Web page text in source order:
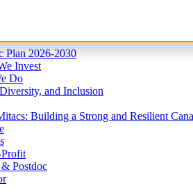
Plan 2026-2030
Invest
Do
and Inclusion
Building a Strong and Resilient
Postdoc